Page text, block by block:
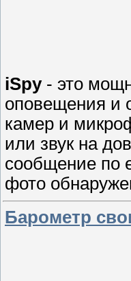
iSpy- это
оповещения и
камер и
или звук на
сообщение по
фото
Барометр